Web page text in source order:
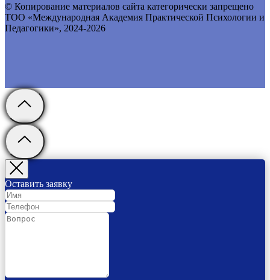
© Копирование материалов сайта категорически запрещено
ТОО «Международная Академия Практической Психологии и
Педагогики», 2024-2026
Оставить заявку